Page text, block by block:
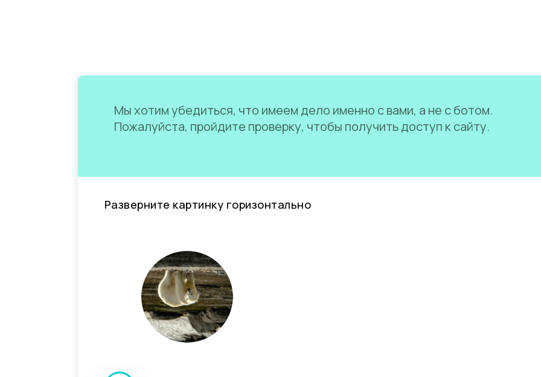
Мы хотим убедиться, что имеем дело именно с вами, а не с ботом.
Пожалуйста, пройдите проверку, чтобы получить доступ к сайту.
Разверните картинку горизонтально